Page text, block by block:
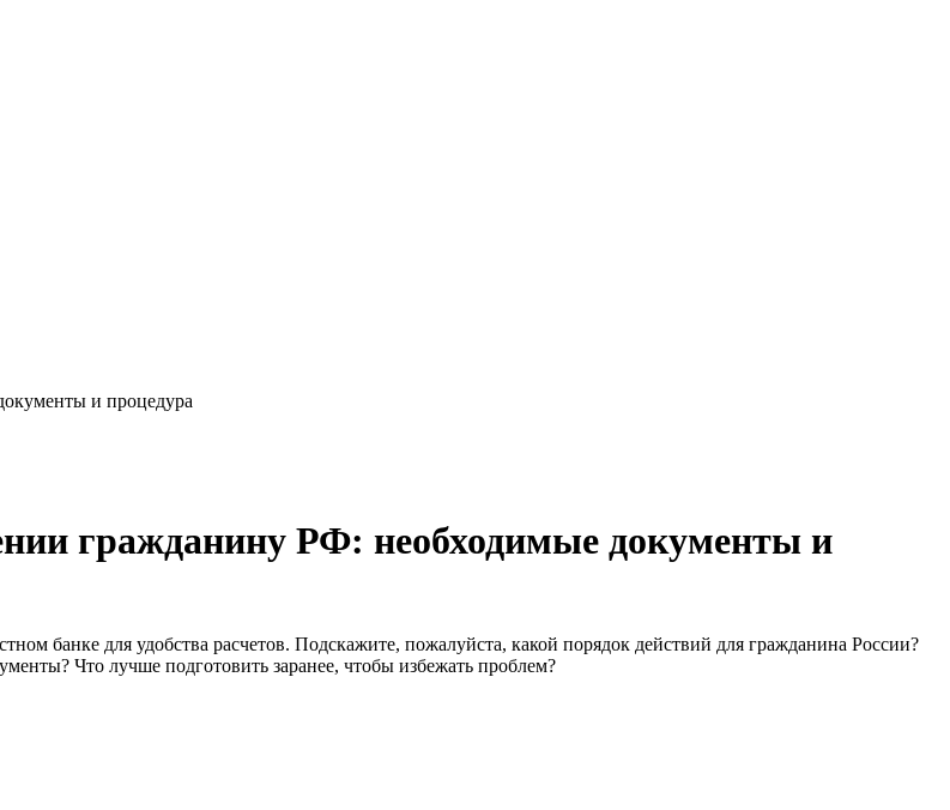
и процедура
гражданину РФ: необходимые документы и
банке для удобства расчетов. Подскажите, пожалуйста, какой порядок действий для гражданина России?
Что лучше подготовить заранее, чтобы избежать проблем?